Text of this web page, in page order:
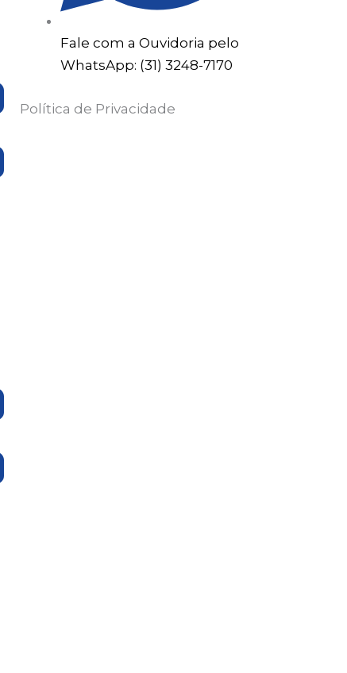
Fale com a Ouvidoria pelo
WhatsApp: (31) 3248-7170
Política de Privacidade